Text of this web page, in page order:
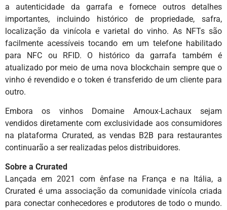
a autenticidade da garrafa e fornece outros detalhes
importantes, incluindo histórico de propriedade, safra,
localização da vinícola e varietal do vinho. As NFTs são
facilmente acessíveis tocando em um telefone habilitado
para NFC ou RFID. O histórico da garrafa também é
atualizado por meio de uma nova blockchain sempre que o
vinho é revendido e o token é transferido de um cliente para
outro.
Embora os vinhos Domaine Arnoux-Lachaux sejam
vendidos diretamente com exclusividade aos consumidores
na plataforma Crurated, as vendas B2B para restaurantes
continuarão a ser realizadas pelos distribuidores.
Sobre a Crurated
Lançada em 2021 com ênfase na França e na Itália, a
Crurated é uma associação da comunidade vinícola criada
para conectar conhecedores e produtores de todo o mundo.